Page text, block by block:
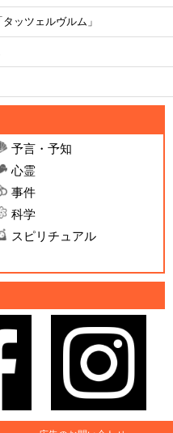
ッツェルヴルム」
予言・予知
心霊
事件
科学
スピリチュアル